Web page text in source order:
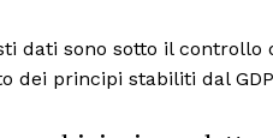
dati sono sotto il
dei principi stabiliti dal